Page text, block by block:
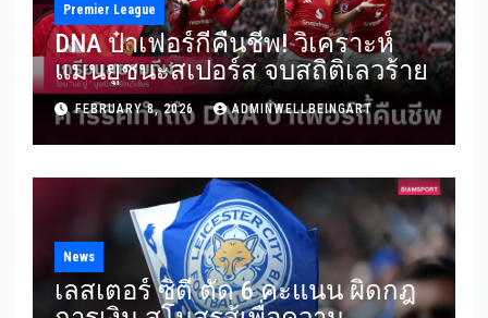
Premier League
DNA ป๋าเฟอร์กี้คืนชีพ! วิเคราะห์
แมนยูชนะสเปอร์ส จบสถิติเลวร้าย
FEBRUARY 8, 2026 ADMINWELLBEINGART
News
เลสเตอร์ ซิตี้ ตัด 6 คะแนน ผิดกฎ